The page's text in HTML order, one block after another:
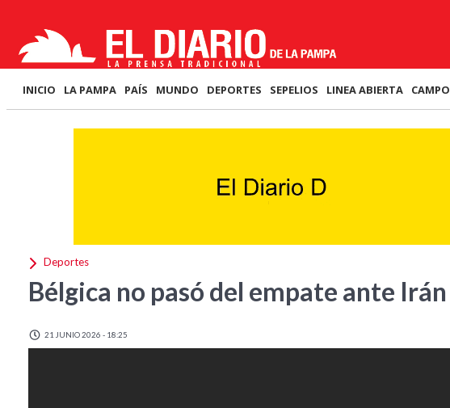
INICIO LA PAMPA PAÍS MUNDO DEPORTES SEPELIOS LINEA ABIERTA CAMPO
Deportes
Bélgica no pasó del empate ante Irán
21 JUNIO 2026 - 18:25